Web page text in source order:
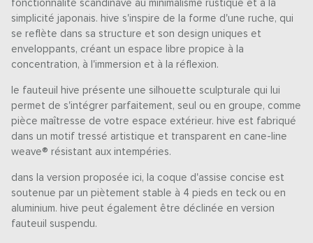
fonctionnalité scandinave au minimalisme rustique et à la
simplicité japonais. hive s'inspire de la forme d'une ruche, qui
se reflète dans sa structure et son design uniques et
enveloppants, créant un espace libre propice à la
concentration, à l'immersion et à la réflexion.
le fauteuil hive présente une silhouette sculpturale qui lui
permet de s'intégrer parfaitement, seul ou en groupe, comme
pièce maîtresse de votre espace extérieur. hive est fabriqué
dans un motif tressé artistique et transparent en cane-line
weave® résistant aux intempéries.
dans la version proposée ici, la coque d'assise concise est
soutenue par un piètement stable à 4 pieds en teck ou en
aluminium. hive peut également être déclinée en version
fauteuil suspendu.